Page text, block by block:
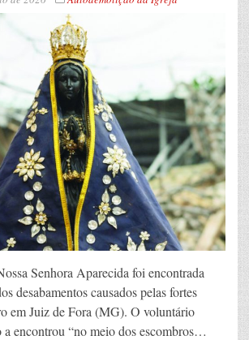
Senhora Aparecida foi encontrada
desabamentos causados pelas fortes
em Juiz de Fora (MG). O voluntário
encontrou “no meio dos escombros…